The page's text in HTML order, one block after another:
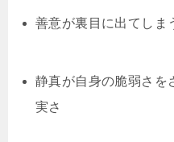
善意が裏目に出てしま
静真が自身の脆弱さを
実さ